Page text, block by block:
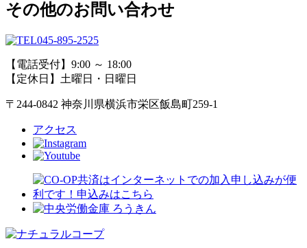
その他のお問い合わせ
045-895-2525
【電話受付】9:00 ～ 18:00
【定休日】土曜日・日曜日
〒244-0842 神奈川県横浜市栄区飯島町259-1
アクセス